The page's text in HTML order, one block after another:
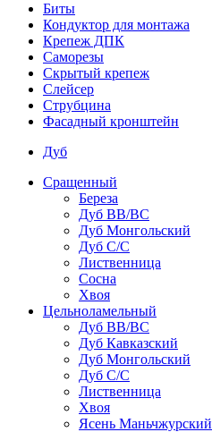
Биты
Кондуктор для монтажа
Крепеж ДПК
Саморезы
Скрытый крепеж
Слейсер
Струбцина
Фасадный кронштейн
Дуб
Сращенный
Береза
Дуб ВВ/ВС
Дуб Монгольский
Дуб С/С
Лиственница
Сосна
Хвоя
Цельноламельный
Дуб ВВ/ВС
Дуб Кавказский
Дуб Монгольский
Дуб С/С
Лиственница
Хвоя
Ясень Маньчжурский